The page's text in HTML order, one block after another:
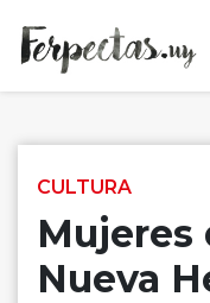
CULTURA
Mujeres
Nueva